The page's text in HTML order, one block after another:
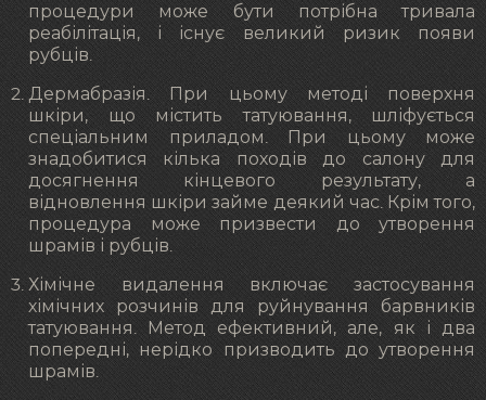
процедури може бути потрібна тривала
реабілітація, і існує великий ризик появи
рубців.
Дермабразія. При цьому методі поверхня
шкіри, що містить татуювання, шліфується
спеціальним приладом. При цьому може
знадобитися кілька походів до салону для
досягнення кінцевого результату, а
відновлення шкіри займе деякий час. Крім того,
процедура може призвести до утворення
шрамів і рубців.
Хімічне видалення включає застосування
хімічних розчинів для руйнування барвників
татуювання. Метод ефективний, але, як і два
попередні, нерідко призводить до утворення
шрамів.